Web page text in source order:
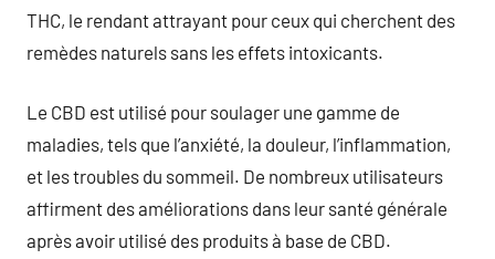
THC, le rendant attrayant pour ceux qui cherchent des
remèdes naturels sans les effets intoxicants.
Le CBD est utilisé pour soulager une gamme de
maladies, tels que l’anxiété, la douleur, l’inflammation,
et les troubles du sommeil. De nombreux utilisateurs
affirment des améliorations dans leur santé générale
après avoir utilisé des produits à base de CBD.